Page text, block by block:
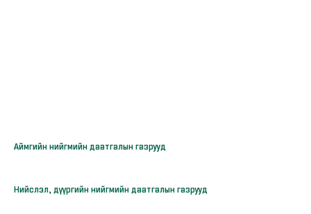
Аймгийн нийгмийн даатгалын газрууд
Нийслэл, дүүргийн нийгмийн даатгалын газрууд